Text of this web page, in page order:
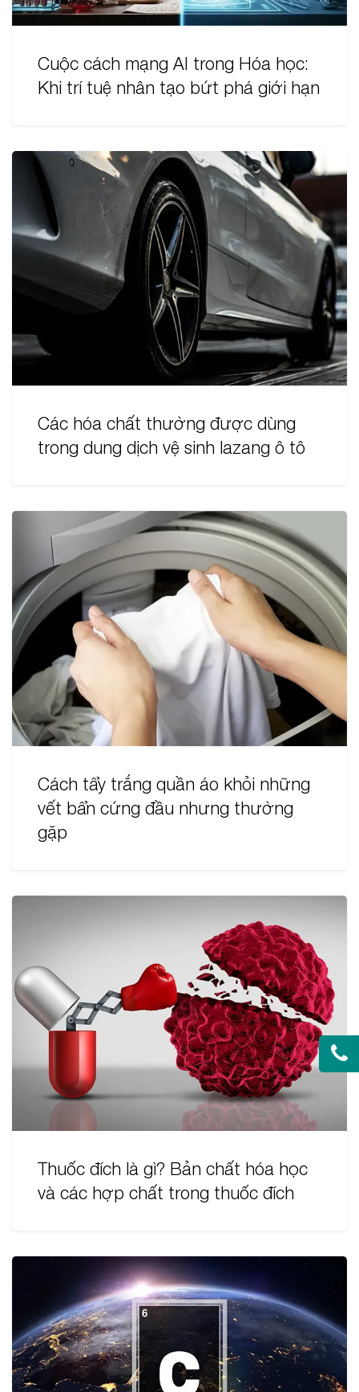
Cuộc cách mạng AI trong Hóa học:
Khi trí tuệ nhân tạo bứt phá giới hạn
Các hóa chất thường được dùng
trong dung dịch vệ sinh lazang ô tô
Cách tẩy trắng quần áo khỏi những
vết bẩn cứng đầu nhưng thường
gặp
Thuốc đích là gì? Bản chất hóa học
và các hợp chất trong thuốc đích